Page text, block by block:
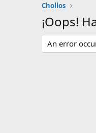
Chollos
¡Oops!
An error